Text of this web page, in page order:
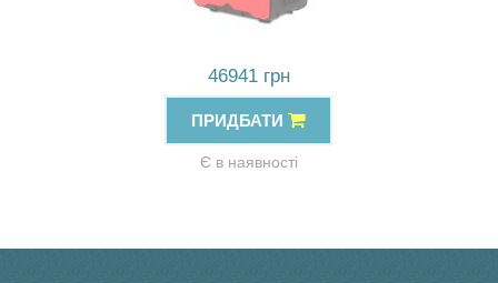
46941 грн
ПРИДБАТИ
Є в наявності